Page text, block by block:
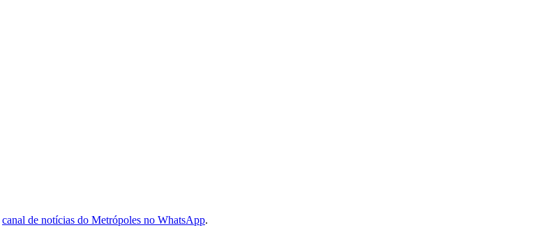
canal de notícias do Metrópoles no WhatsApp.